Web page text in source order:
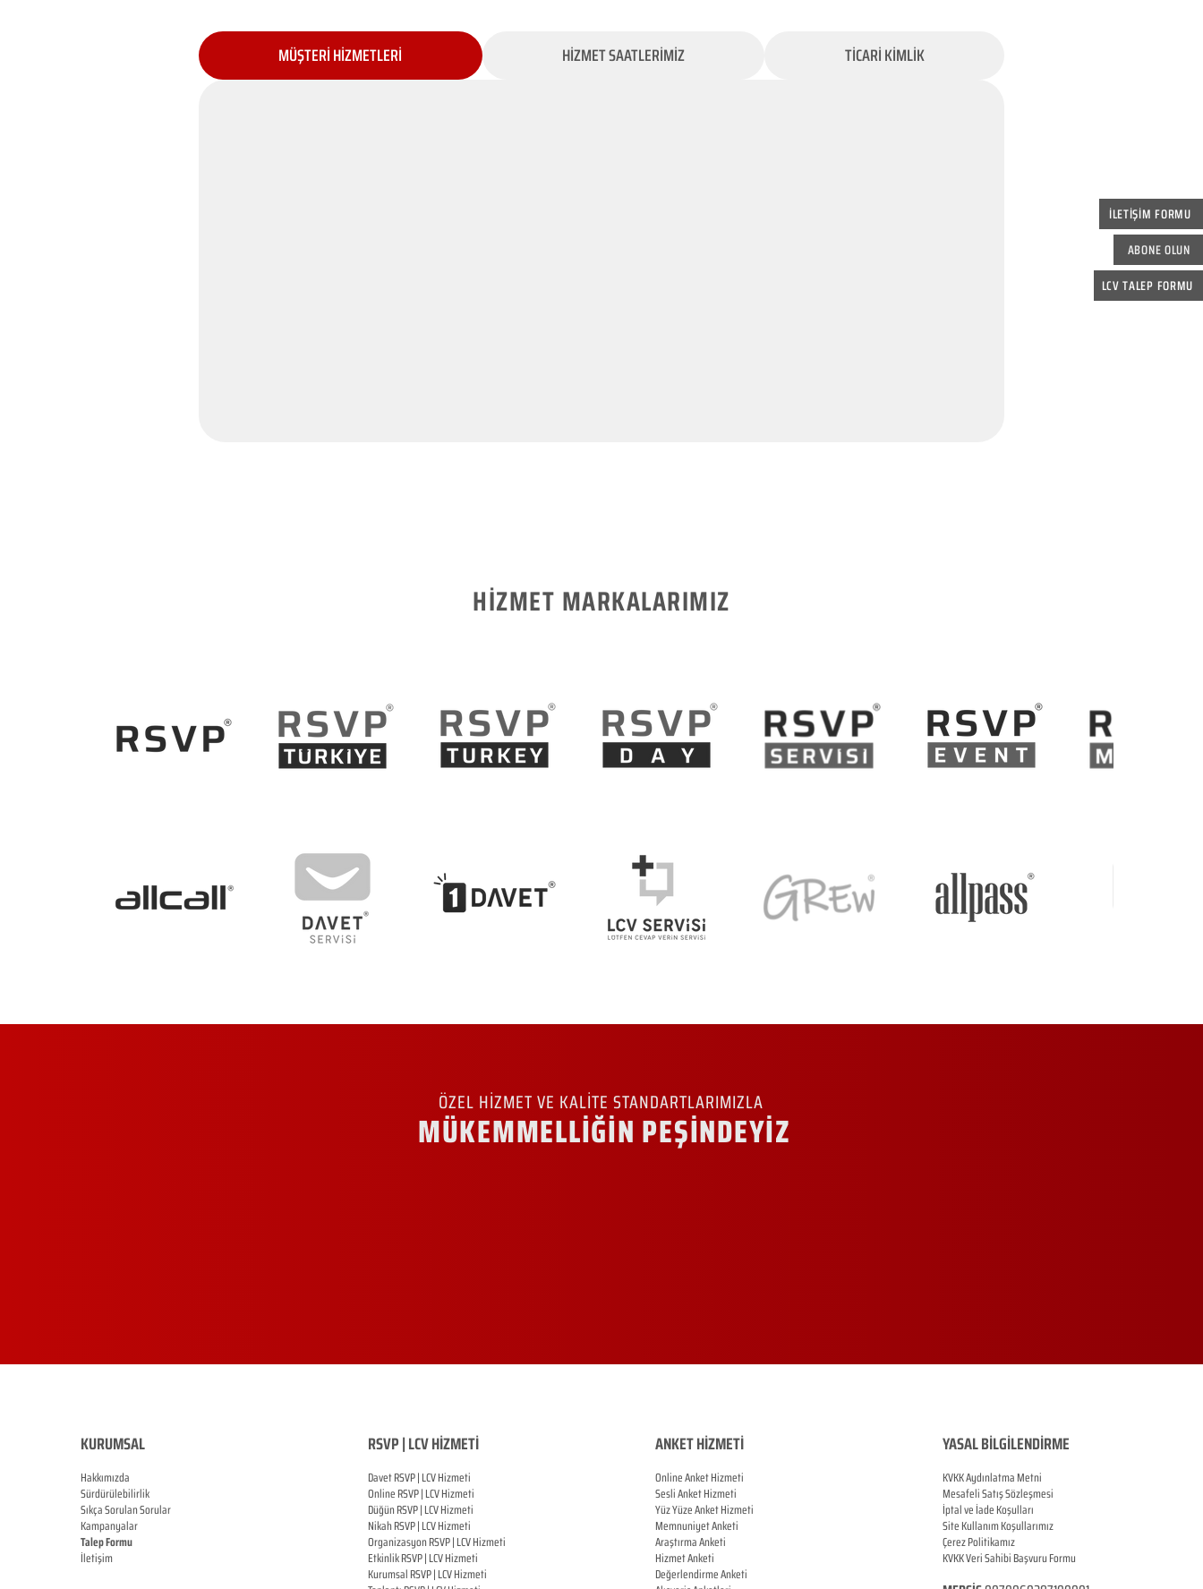
İLETİŞİM FORMU
ABONE OLUN
LCV TALEP FORMU
MÜŞTERİ HİZMETLERİ HİZMET SAATLERİMİZ TİCARİ KİMLİK
HİZMET MARKALARIMIZ
ÖZEL HİZMET VE KALİTE STANDARTLARIMIZLA
MÜKEMMELLİĞİN PEŞİNDEYİZ
KURUMSAL
Hakkımızda
Sürdürülebilirlik
Sıkça Sorulan Sorular
Kampanyalar
Talep Formu
İletişim
RSVP | LCV HİZMETİ
Davet RSVP | LCV Hizmeti
OnlineRSVP |LCV Hizmeti
DüğünRSVP |LCV Hizmeti
NikahRSVP |LCV Hizmeti
OrganizasyonRSVP |LCV Hizmeti
EtkinlikRSVP |LCV Hizmeti
KurumsalRSVP |LCV Hizmeti
ANKET HİZMETİ
Online Anket Hizmeti
Sesli Anket Hizmeti
Yüz Yüze Anket Hizmeti
Memnuniyet Anketi
Araştırma Anketi
Hizmet Anketi
Değerlendirme Anketi
YASAL BİLGİLENDİRME
KVKK Aydınlatma Metni
Mesafeli Satış Sözleşmesi
İptal ve İade Koşulları
Site Kullanım Koşullarımız
Çerez Politikamız
KVKK Veri Sahibi Başvuru Formu